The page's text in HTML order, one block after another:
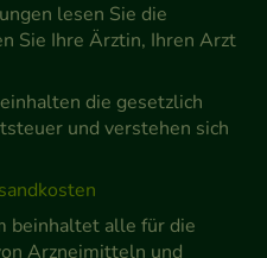
lesen Sie die
Sie Ihre Ärztin, Ihren Arzt
die gesetzlich
und verstehen sich
beinhaltet alle für die
Arzneimitteln und